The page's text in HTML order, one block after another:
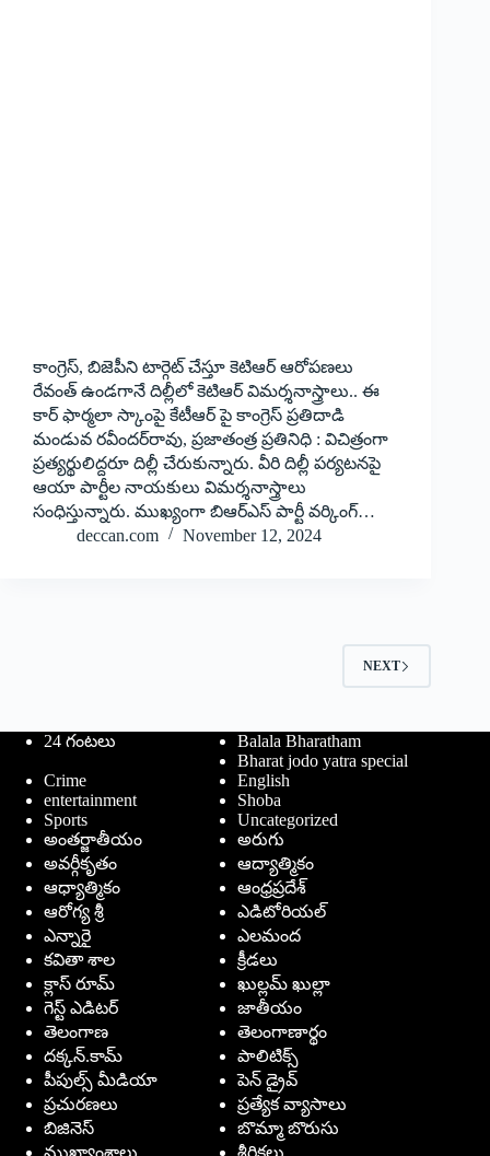
కాంగ్రెస్, బిజెపీని టార్గెట్ చేస్తూ కెటిఆర్ ఆరోప‌ణ‌లు
రేవంత్‌ ఉండగానే దిల్లీలో కెటిఆర్ విమర్శనాస్త్రాలు.. ఈ
కార్ ఫార్మలా స్కాంపై కేటీఆర్ పై కాంగ్రెస్ ప్రతిదాడి
మండువ రవీందర్‌రావు, ప్ర‌జాతంత్ర ప్ర‌తినిధి : విచిత్రంగా
ప్రత్యర్థులిద్దరూ దిల్లీ చేరుకున్నారు. వీరి దిల్లీ పర్యటనపై
ఆయా పార్టీల నాయకులు విమర్శనాస్త్రాలు
సంధిస్తున్నారు. ముఖ్యంగా బిఆర్‌ఎస్‌ పార్టీ వర్కింగ్…
deccan.com
November 12, 2024
NEXT
24 గంటలు
Balala Bharatham
Bharat jodo yatra special
Crime
English
entertainment
Shoba
Sports
Uncategorized
అంతర్జాతీయం
అరుగు
అవర్గీకృతం
ఆద్యాత్మికం
ఆధ్యాత్మికం
ఆంధ్రప్రదేశ్
ఆరోగ్య శ్రీ
ఎడిటోరియల్
ఎన్నారై
ఎలమంద
కవితా శాల
క్రీడలు
క్లాస్ రూమ్
ఖుల్లమ్ ఖుల్లా
గెస్ట్ ఎడిటర్
జాతీయం
తెలంగాణ
తెలంగాణార్థం
దక్కన్.కామ్
పాలిటిక్స్
పీపుల్స్ ‌మీడియా
పెన్ డ్రైవ్
ప్రచురణలు
ప్రత్యేక వ్యాసాలు
బిజినెస్
బొమ్మా బొరుసు
ముఖ్యాంశాలు
శీర్షికలు